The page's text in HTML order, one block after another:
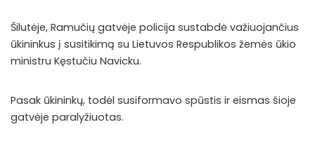
Šilutėje, Ramučių gatvėje policija sustabdė važiuojančius
ūkininkus į susitikimą su Lietuvos Respublikos žemės ūkio
ministru Kęstučiu Navicku.
Pasak ūkininkų, todėl susiformavo spūstis ir eismas šioje
gatvėje paralyžiuotas.